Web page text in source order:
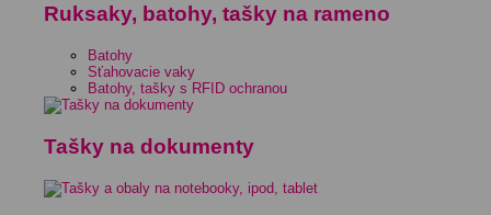
Ruksaky, batohy, tašky na rameno
Batohy
Sťahovacie vaky
Batohy, tašky s RFID ochranou
Tašky na dokumenty